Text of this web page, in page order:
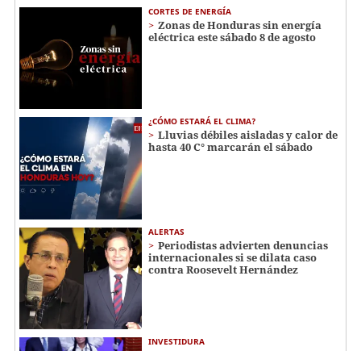
CORTES DE ENERGÍA
Zonas de Honduras sin energía
eléctrica este sábado 8 de agosto
¿CÓMO ESTARÁ EL CLIMA?
Lluvias débiles aisladas y calor de
hasta 40 C° marcarán el sábado
ALERTAS
Periodistas advierten denuncias
internacionales si se dilata caso
contra Roosevelt Hernández
INVESTIDURA